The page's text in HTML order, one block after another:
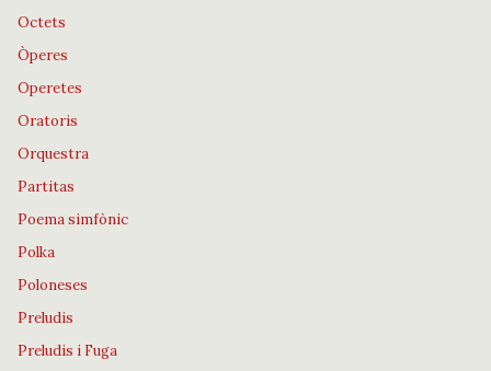
Octets
Òperes
Operetes
Oratoris
Orquestra
Partitas
Poema simfònic
Polka
Poloneses
Preludis
Preludis i Fuga